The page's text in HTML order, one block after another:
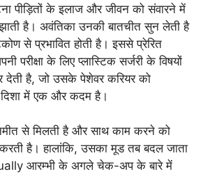
पीड़ितों के इलाज और जीवन को संवारने में
है। अवंतिका उनकी बातचीत सुन लेती है
से प्रभावित होती है। इससे प्रेरित
परीक्षा के लिए प्लास्टिक सर्जरी के विषयों
है, जो उसके पेशेवर करियर को
दिशा में एक और कदम है।
से मिलती है और साथ काम करने को
है। हालांकि, उसका मूड तब बदल जाता
आरम्भी के अगले चेक-अप के बारे में